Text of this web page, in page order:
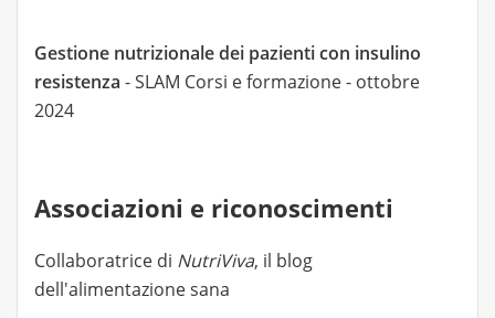
Gestione nutrizionale dei pazienti con insulino
resistenza - SLAM Corsi e formazione - ottobre
2024
Associazioni e riconoscimenti
Collaboratrice di NutriViva, il blog
dell'alimentazione sana